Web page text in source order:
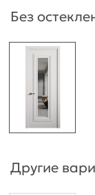
Без
Другие